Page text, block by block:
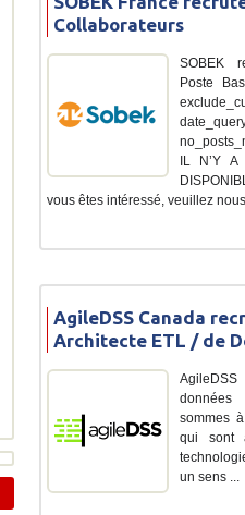
Collaborateurs
SOBEK
Poste
IL N’Y A
vous êtes intéressé, veuillez
AgileDSS Canada
Architecte ETL / de
AgileDSS
sommes
qui sont
un sens ...